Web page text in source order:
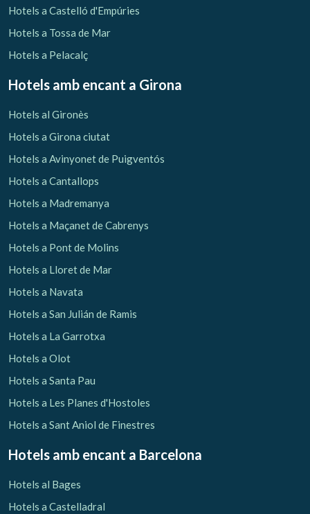
Hotels a Castelló d'Empúries
Hotels a Tossa de Mar
Hotels a Pelacalç
Hotels amb encant a Girona
Hotels al Gironès
Hotels a Girona ciutat
Hotels a Avinyonet de Puigventós
Hotels a Cantallops
Hotels a Madremanya
Hotels a Maçanet de Cabrenys
Hotels a Pont de Molins
Hotels a Lloret de Mar
Hotels a Navata
Hotels a San Julián de Ramis
Hotels a La Garrotxa
Hotels a Olot
Hotels a Santa Pau
Hotels a Les Planes d'Hostoles
Hotels a Sant Aniol de Finestres
Hotels amb encant a Barcelona
Hotels al Bages
Hotels a Castelladral